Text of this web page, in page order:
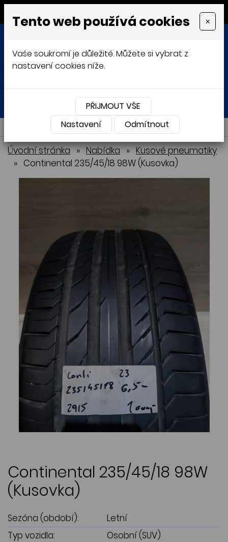
MENU
Přihlásit Košík
NABÍDKA
Úvodní stránka » Nabídka » Kusové pneumatiky
» Continental 235/45/18 98W (Kusovka)
Continental 235/45/18 98W
(Kusovka)
Sezóna (období):
Letní
Typ vozidla:
Osobní (SUV)
Tento web používá cookies ×
Vaše soukromí je důležité. Můžete si vybrat z
nastavení cookies níže.
PŘIJMOUT VŠE
Nastavení
Odmítnout